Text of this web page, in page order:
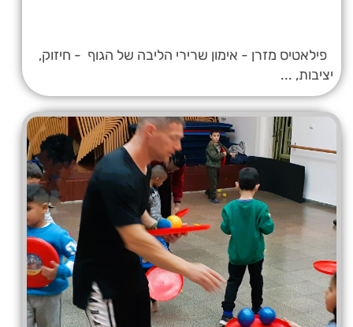
פילאטיס מזרן - אימון שרירי הליבה של הגוף - חיזוק,
יציבות, ...